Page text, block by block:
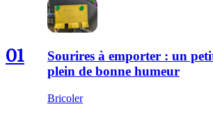
01
Sourires à emporter : un
plein de bonne humeur
Bricoler